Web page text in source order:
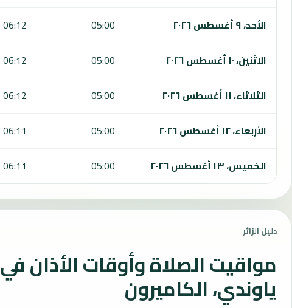
الأحد، ٩ أغسطس ٢٠٢٦
05:00
06:12
الاثنين، ١٠ أغسطس ٢٠٢٦
05:00
06:12
الثلاثاء، ١١ أغسطس ٢٠٢٦
05:00
06:12
الأربعاء، ١٢ أغسطس ٢٠٢٦
05:00
06:11
الخميس، ١٣ أغسطس ٢٠٢٦
05:00
06:11
دليل الزائر
مواقيت الصلاة وأوقات الأذان في
ياوندي، الكاميرون